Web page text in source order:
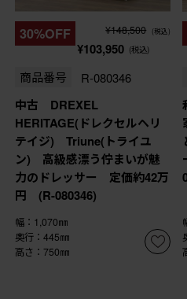
30%OFF ¥148,500 (税込)
¥103,950 (税込)
商品番号 R-080346
中古 DREXEL
HERITAGE(ドレクセルヘリ
テイジ) Triune(トライユ
ン) 高級感漂う佇まいが魅
力のドレッサー 定価約42万
円 (R-080346)
幅：1,070㎜
奥行：445㎜
高さ：750㎜